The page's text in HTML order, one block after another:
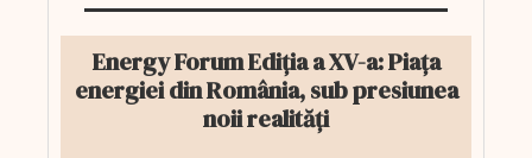
Energy Forum Ediția a XV-a: Piața
energiei din România, sub presiunea
noii realități